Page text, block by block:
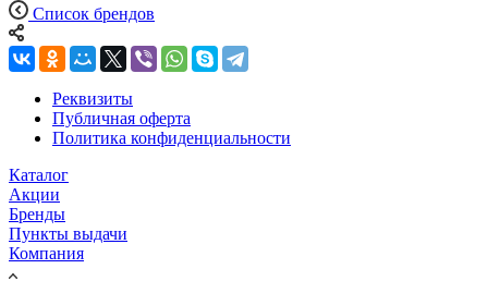
Список брендов
Реквизиты
Публичная оферта
Политика конфиденциальности
Каталог
Акции
Бренды
Пункты выдачи
Компания